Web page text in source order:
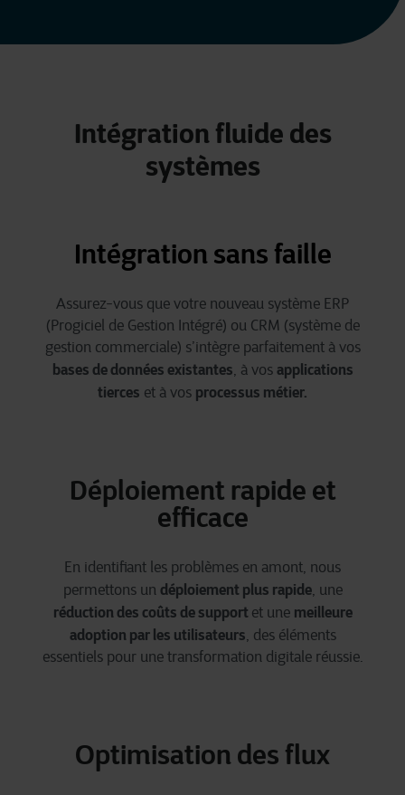
Intégration sans faille
Assurez-vous que votre nouveau système ERP
(Progiciel de Gestion Intégré) ou CRM (système de
gestion commerciale) s’intègre parfaitement à vos
bases de données existantes, à vos applications
tierces et à vos processus métier.
Déploiement rapide et
efficace
En identifiant les problèmes en amont, nous
permettons un déploiement plus rapide, une
réduction des coûts de support et une meilleure
adoption par les utilisateurs, des éléments
essentiels pour une transformation digitale réussie.
Optimisation des flux
Intégration fluide des
systèmes